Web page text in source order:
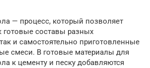
— процесс, который позволяет
готовые составы разных
и самостоятельно приготовленные
смеси. В готовые материалы для
к цементу и песку добавляются